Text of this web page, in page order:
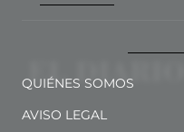
QUIÉNES SOMOS
AVISO LEGAL